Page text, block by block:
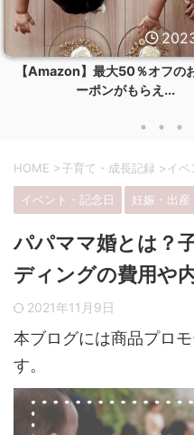
12/15
むつク
朗報！二人目も
お試
HOME >子育て・成長記録 >イベ
イベント・記念日 妊娠・出産
パパママ婚とは？
ディングの費用や
2021年11月9日
本ブログには商品プロ
す。